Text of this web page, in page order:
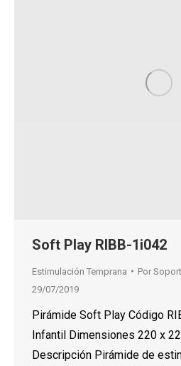
Soft Play RIBB-1i042
Estimulación Temprana Por
29/07/2019
Pirámide Soft Play Código
Infantil Dimensiones 220 x
Descripción Pirámide de